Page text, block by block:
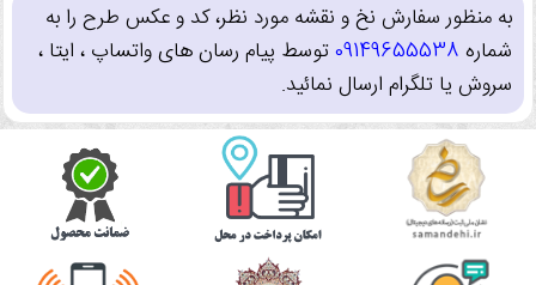
به منظور سفارش نخ و نقشه مورد نظر، کد و عکس طرح را به
شماره 09149655538توسط پیام رسان های واتساپ ، ایتا ،
سروش یا تلگرام ارسال نمائید.